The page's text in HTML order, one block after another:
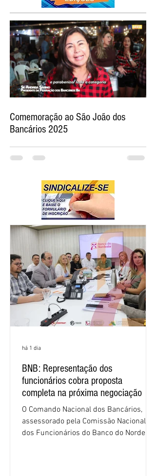
Comemoração ao São João dos
Bancários 2025
BNB: Representação dos
funcionários cobra proposta
completa na próxima negociação
O Comando Nacional dos Bancários,
assessorado pela Comissão Nacional
dos Funcionários do Banco do Nordeste
há 1 dia